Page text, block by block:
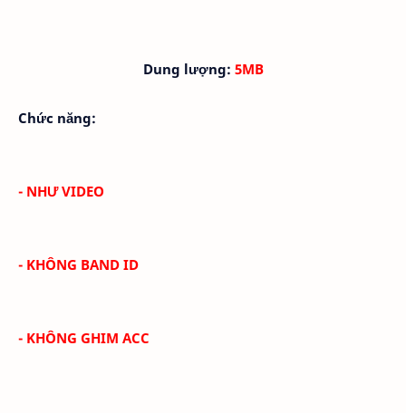
Dung lượng: 5MB
Chức năng:
- NHƯ VIDEO
- KHÔNG BAND ID
- KHÔNG GHIM ACC